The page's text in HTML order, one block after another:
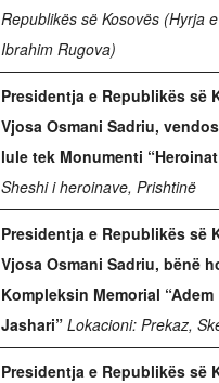
Republikës së Kosovës (Hyrja
Ibrahim Rugova)
Presidentja e Republikës së
Vjosa Osmani Sadriu,
lule tek Monumenti
Sheshi i heroinave, Prishtinë
Presidentja e Republikës së
Vjosa Osmani Sadriu, bënë
Kompleksin Memorial “Adem
Jashari” Lokacioni: Prekaz,
Presidentja e Republikës së